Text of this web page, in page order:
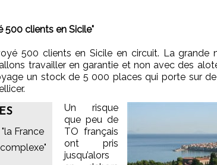
500 clients en Sicile"
500 clients en Sicile en circuit. La grande
travailler en garantie et non avec des
un stock de 5 000 places qui porte sur de
France
Un risque
que peu de
TO français
ont pris
jusqu’alors